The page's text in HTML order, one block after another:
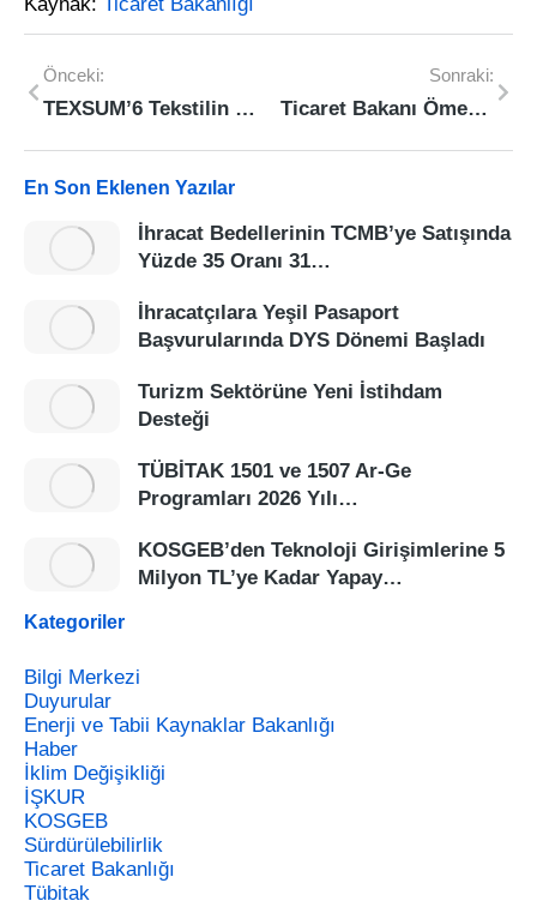
Önceki:
TEXSUM’6 Tekstilin Gelecek Vizyonunu Bursa’da Buluşturdu
Sonraki:
Ticaret Bakanı Ömer Bolat, MTTB Siyaset Okulu Konferansında Konuştu
En Son Eklenen Yazılar
İhracat Bedellerinin TCMB’ye Satışında
Yüzde 35 Oranı 31…
İhracatçılara Yeşil Pasaport
Başvurularında DYS Dönemi Başladı
Turizm Sektörüne Yeni İstihdam
Desteği
TÜBİTAK 1501 ve 1507 Ar-Ge
Programları 2026 Yılı…
KOSGEB’den Teknoloji Girişimlerine 5
Milyon TL’ye Kadar Yapay…
Kategoriler
Bilgi Merkezi
Duyurular
Enerji ve Tabii Kaynaklar Bakanlığı
Haber
İklim Değişikliği
İŞKUR
KOSGEB
Sürdürülebilirlik
Ticaret Bakanlığı
Tübitak